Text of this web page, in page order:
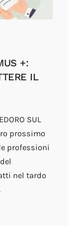
+:
IL
SUL
prossimo
professioni
nel tardo